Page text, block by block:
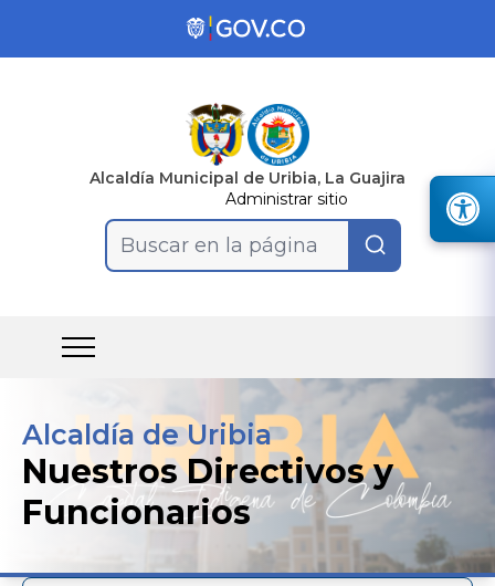
Alcaldía Municipal de Uribia, La Guajira
Administrar sitio
Buscar en la página
Alcaldía de Uribia
Nuestros Directivos y
Funcionarios